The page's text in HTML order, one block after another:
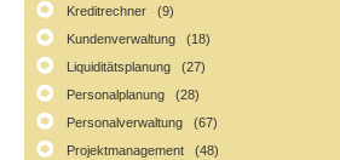
Kreditrechner (9)
Kundenverwaltung (18)
Liquiditätsplanung (27)
Personalplanung (28)
Personalverwaltung (67)
Projektmanagement (48)